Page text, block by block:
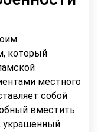
который
местного
собой
вместить
украшенный